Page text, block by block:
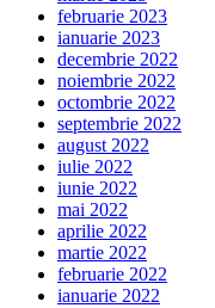
februarie 2023
ianuarie 2023
decembrie 2022
noiembrie 2022
octombrie 2022
septembrie 2022
august 2022
iulie 2022
iunie 2022
mai 2022
aprilie 2022
martie 2022
februarie 2022
ianuarie 2022